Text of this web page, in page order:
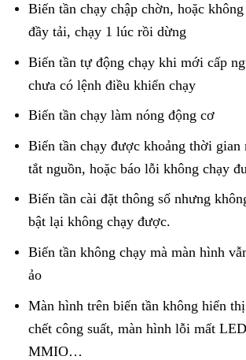
Biến tần chạy chập chờn, hoặc
đầy tải, chạy 1 lúc rồi dừng
Biến tần tự động chạy khi mới cấp
chưa có lệnh điều khiển chạy
Biến tần chạy làm nóng động cơ
Biến tần chạy được khoảng thời gian
tắt nguồn, hoặc báo lỗi không chạy
Biến tần cài đặt thông số nhưng
bật lại không chạy được.
Biến tần không chạy mà màn hình
ảo
Màn hình trên biến tần không hiển
chết công suất, màn hình lỗi mất
MMIO…